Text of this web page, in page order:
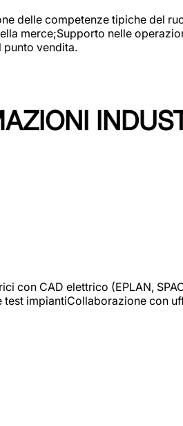
delle competenze tipiche del
merce;Supporto nelle
punto vendita.
CAD elettrico (EPLAN,
test impiantiCollaborazione con